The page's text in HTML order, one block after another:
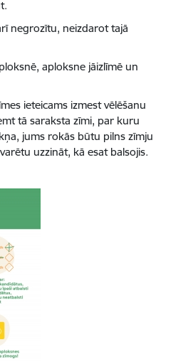
negrozītu, neizdarot tajā
aploksne jāizlīmē un
ieteicams izmest vēlēšanu
tā saraksta zīmi, par kuru
jums rokās būtu pilns zīmju
uzzināt, kā esat balsojis.